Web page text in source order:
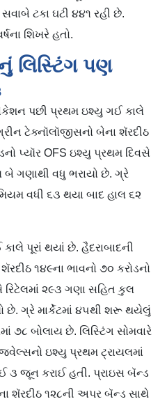
ટકા ઘટી ૪૪૧ રહી છે.
શિખરે હતો.
લિસ્ટિંગ પણ
વેકેશન પછી પ્રથમ ઇશ્યુ ગઈ કાલે
ટેક્નૉલૉજીસનો બેના શૅરદીઠ
પ્યૉર OFS ઇશ્યુ પ્રથમ દિવસે
બે ગણાથી વધુ ભરાયો છે. ગ્રે
વધી ૬૩ થયા બાદ હાલ ૬૨
પૂરાં થયાં છે. હૈદરાબાદની
૧૪૯ના ભાવનો ૭૦ કરોડનો
૨૯૩ ગણા સહિત કુલ
છે. ગ્રે માર્કેટમાં ૪૫થી શરૂ થયેલું
૭૮ બોલાય છે. લિસ્ટિંગ સોમવારે
ઇશ્યુ પ્રથમ ટ્રાયલમાં
૩ જૂન કરાઈ હતી. પ્રાઇસ બૅન્ડ
શૅરદીઠ ૧૨૮ની અપર બૅન્ડ સાથે